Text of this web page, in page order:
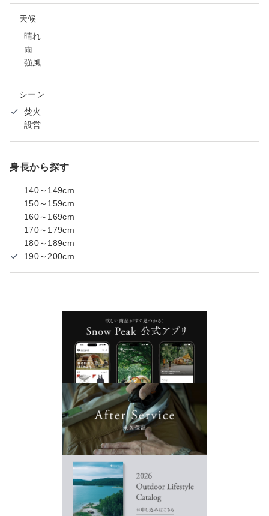
天候
晴れ
雨
強風
シーン
焚火
設営
身長から探す
140～149cm
150～159cm
160～169cm
170～179cm
180～189cm
190～200cm